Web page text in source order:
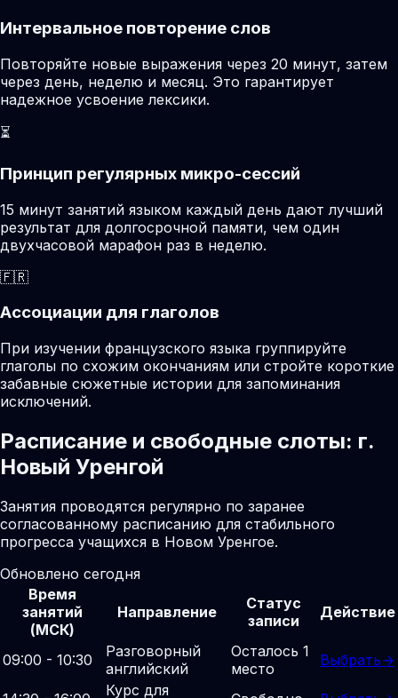
Интервальное повторение слов
Повторяйте новые выражения через 20 минут, затем
через день, неделю и месяц. Это гарантирует
надежное усвоение лексики.
⏳
Принцип регулярных микро-сессий
15 минут занятий языком каждый день дают лучший
результат для долгосрочной памяти, чем один
двухчасовой марафон раз в неделю.
🇫🇷
Ассоциации для глаголов
При изучении французского языка группируйте
глаголы по схожим окончаниям или стройте короткие
забавные сюжетные истории для запоминания
исключений.
Расписание и свободные слоты: г.
Новый Уренгой
Занятия проводятся регулярно по заранее
согласованному расписанию для стабильного
прогресса учащихся в Новом Уренгое.
Обновлено сегодня
Время
занятий
(МСК)
Направление
Статус
записи
Действие
09:00 - 10:30
Разговорный
английский
Осталось 1
место
Выбрать→
Курс для